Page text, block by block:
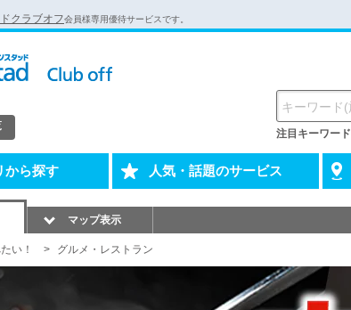
クラブオフ会員様専用優待サービスです。
注目キーワード
から探す 人気・話題のサービス
マップ表示
い！ グルメ・レストラン